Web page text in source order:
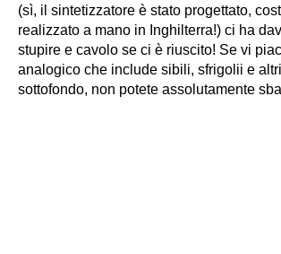
(sì, il sintetizzatore è stato progettato,
realizzato a mano in Inghilterra!) ci ha
stupire e cavolo se ci è riuscito! Se vi
analogico che include sibili, sfrigolii e
sottofondo, non potete assolutamente